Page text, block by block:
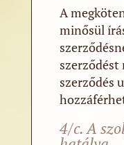
A
minősül
szerződést
szerződés
4/c. A